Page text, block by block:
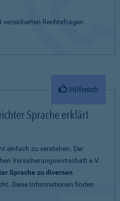
versicherten Rechtsfragen.
Hilfreich
Sprache erklärt
einfach zu verstehen. Der
Versicherungswirtschaft e.V.
Sprache zu diversen
Diese Informationen finden